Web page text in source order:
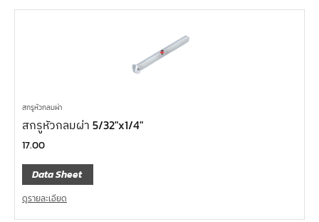
สกรูหัวกลมผ่า
สกรูหัวกลมผ่า 5/32″x1/4″
17.00
Data Sheet
ดูรายละเอียด